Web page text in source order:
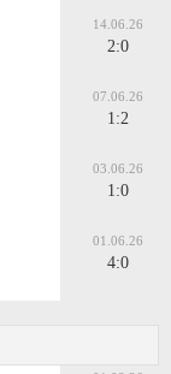
14.06.26
2:0
07.06.26
1:2
03.06.26
1:0
01.06.26
4:0